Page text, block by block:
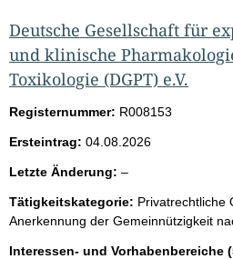
Deutsche Gesellschaft für
und klinische
Toxikologie (DGPT) e.V.
Registernummer: R008153
Ersteintrag: 04.08.2026
Letzte Änderung: –l
e
r
Tätigkeitskategorie: Privatrechtliche
Anerkennung der Gemeinnützigkeit
Interessen- und Vorhabenbereiche